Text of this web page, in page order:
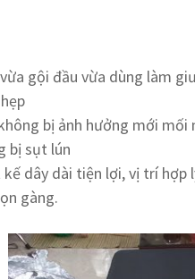
gội đầu vừa dùng làm
bị ảnh hưởng mới
bị sụt lún
dây dài tiện lợi, vị trí
gàng.